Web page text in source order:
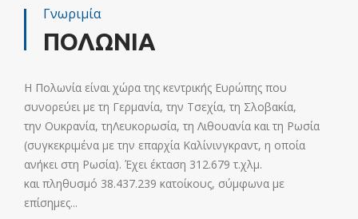
Γνωριμία
ΠΟΛΩΝΙΑ
Η Πολωνία είναι χώρα της κεντρικής Ευρώπης που
συνορεύει με τη Γερμανία, την Τσεχία, τη Σλοβακία,
την Ουκρανία, τηΛευκορωσία, τη Λιθουανία και τη Ρωσία
(συγκεκριμένα με την επαρχία Καλίνινγκραντ, η οποία
ανήκει στη Ρωσία). Έχει έκταση 312.679 τ.χλμ.
και πληθυσμό 38.437.239 κατοίκους, σύμφωνα με
επίσημες...